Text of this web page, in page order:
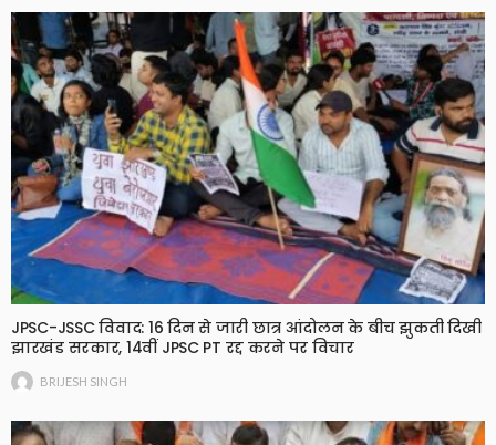
JPSC-JSSC विवाद: 16 दिन से जारी छात्र आंदोलन के बीच झुकती दिखी
झारखंड सरकार, 14वीं JPSC PT रद्द करने पर विचार
BRIJESH SINGH